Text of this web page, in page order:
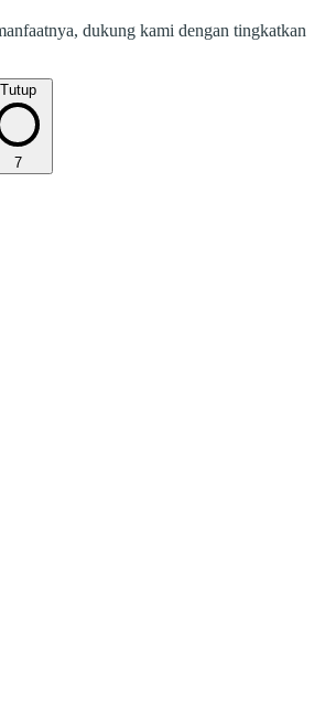
dukung kami dengan tingkatkan
Tutup
7